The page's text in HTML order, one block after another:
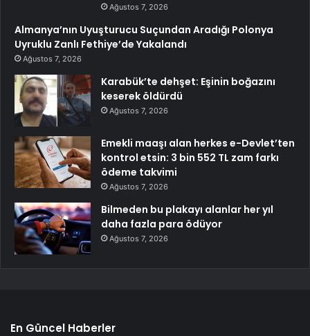
Ağustos 7, 2026
Almanya’nın Uyuşturucu Suçundan Aradığı Polonya
Uyruklu Zanlı Fethiye’de Yakalandı
Ağustos 7, 2026
Karabük’te dehşet: Eşinin boğazını
keserek öldürdü
Ağustos 7, 2026
Emekli maaşı alan herkes e-Devlet’ten
kontrol etsin: 3 bin 552 TL zam farkı
ödeme takvimi
Ağustos 7, 2026
Bilmeden bu plakayı alanlar her yıl
daha fazla para ödüyor
Ağustos 7, 2026
En Güncel Haberler